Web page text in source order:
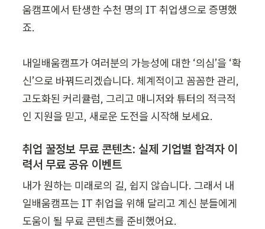
움캠프에서 탄생한 수천 명의 IT 취업생으로 증명했
죠.
내일배움캠프가 여러분의 가능성에 대한 ‘의심’을 ‘확
신’으로 바꿔드리겠습니다. 체계적이고 꼼꼼한 관리,
고도화된 커리큘럼, 그리고 매니저와 튜터의 적극적
인 지원을 믿고, 새로운 도전을 시작해 보세요.
취업 꿀정보 무료 콘텐츠: 실제 기업별 합격자 이
력서 무료 공유 이벤트
내가 원하는 미래로의 길, 쉽지 않습니다. 그래서 내
일배움캠프는 IT 취업을 위해 달리고 계신 분들에게
도움이 될 무료 콘텐츠를 준비했어요.